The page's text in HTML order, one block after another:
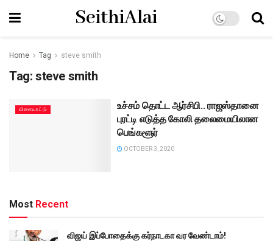
SeithiAlai
Home Tag steve smith
Tag: steve smith
விளையாட்டு
உச்சம் தொட்ட ஆர்சிபி.. ராஜஸ்தானை
புரட்டி எடுத்த கோலி தலைமையிலான
பெங்களூர்
OCTOBER 3, 2020
Most Recent
விஜய் இப்போதைக்கு கர்நாடகா வர வேண்டாம்!